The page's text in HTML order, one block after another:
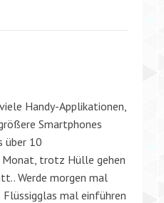
Handy-Applikationen,
Smartphones
über 10
Monat, trotz Hülle gehen
Werde morgen mal
Flüssigglas mal einführen